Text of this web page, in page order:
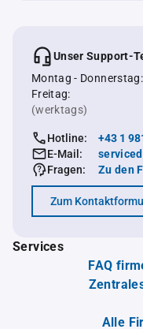
Unser Support-
Montag - Donnerstag:
Freitag:
(werktags)
Hotline:
+43 1
E-Mail:
Fragen:
Zu den
Zum
Services
FAQ
Alle